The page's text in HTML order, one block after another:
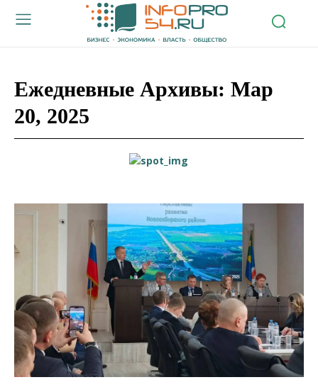
Ежедневные Архивы: Мар
20, 2025